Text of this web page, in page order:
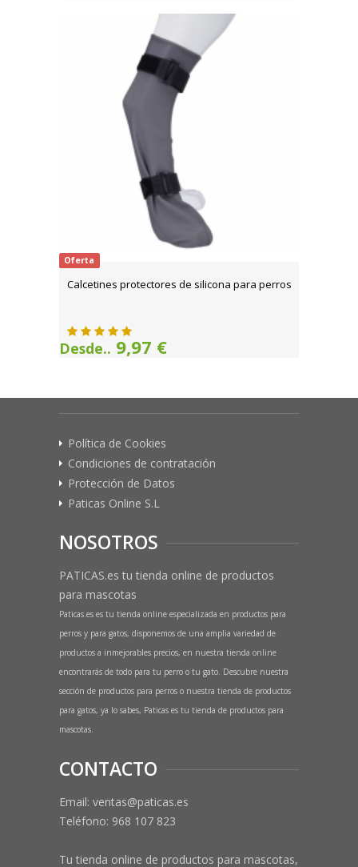
Oferta
Calcetines protectores de silicona para perros
Desde.. 9,97 €
Política de Cookies
Condiciones de contratación
Protección de Datos
Paticas Online S.L
NOSOTROS
PATICAS.es tu tienda online de productos
para mascotas
Paticas.es es tu tienda online especializada en productos para
perros y para gatos, disponemos de una amplia variedad de
productos a inmejorables precios, en nuestra tienda online
encontrarás de todo para tu perro o tu gato. Descubre nuestra
sección de productos para perros o nuestra tienda de productos
para gatos, ya lo sabes, Paticas es tu tienda de productos para
mascotas.
CONTACTO
Email: ventas@paticas.es
Teléfono: 968 107 823
Tu tienda online de productos para mascotas,